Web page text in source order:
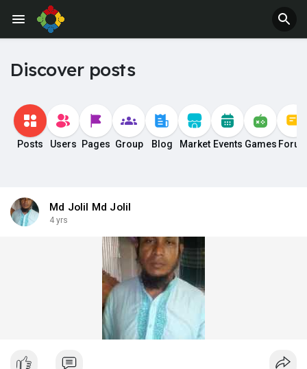
Discover posts
Posts Users Pages Group Blog Market Events Games
Md Jolil Md Jolil
4 yrs